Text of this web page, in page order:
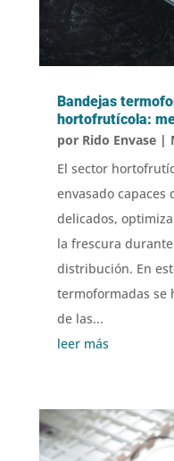
Bandejas
hortofrutícola:
por Rido Envase|
El sector
envasado
delicados,
la frescura
distribución. En
termoformadas se
de las...
leer más